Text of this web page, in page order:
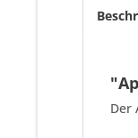
Der